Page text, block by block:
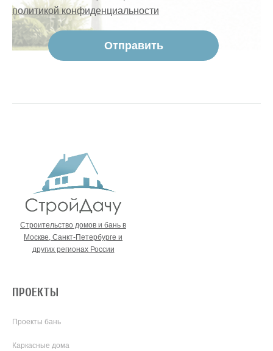
политикой конфиденциальности
Строительство домов и бань в
Москве, Санкт-Петербурге и
других регионах России
ПРОЕКТЫ
Проекты бань
Каркасные дома